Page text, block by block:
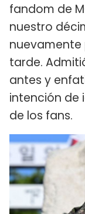
fandom de
nuestro
tarde.
antes y
intención de
de los fans.